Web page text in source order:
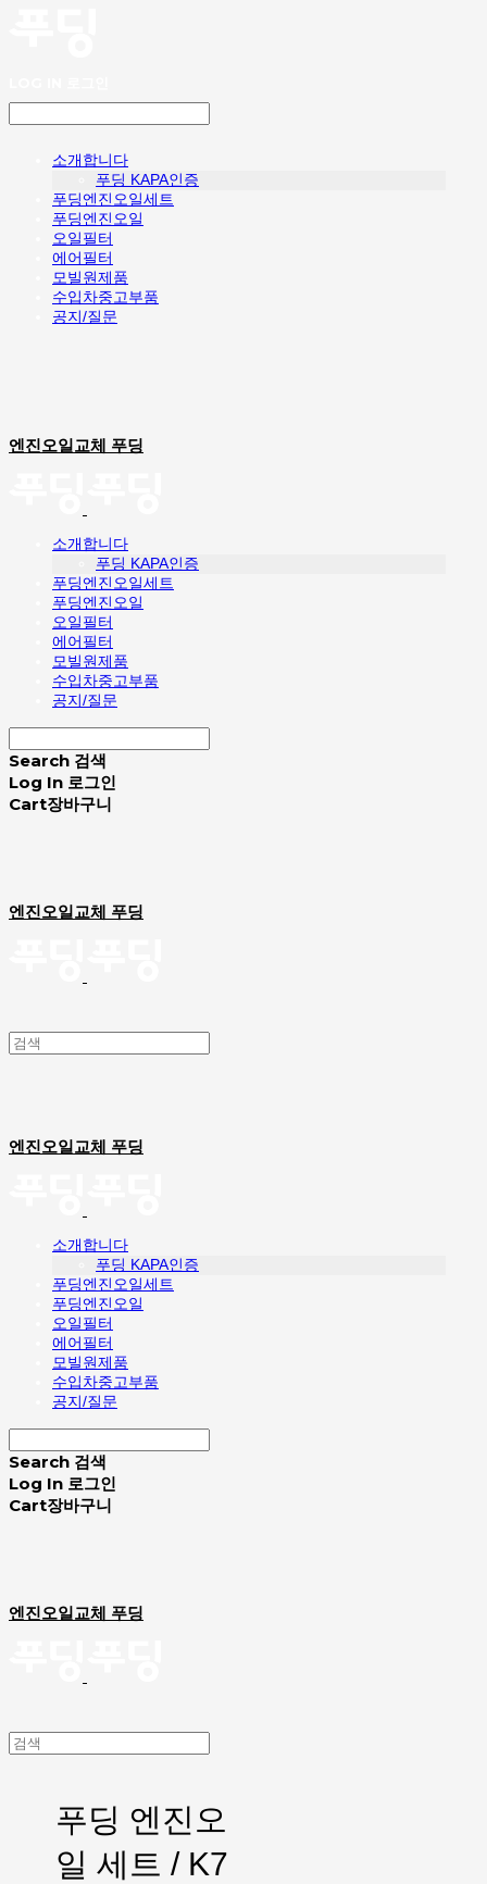
소개합니다
푸딩 KAPA인증
푸딩엔진오일세트
푸딩엔진오일
오일필터
에어필터
모빌원제품
수입차중고부품
공지/질문
엔진오일교체 푸딩
소개합니다
푸딩 KAPA인증
푸딩엔진오일세트
푸딩엔진오일
오일필터
에어필터
모빌원제품
수입차중고부품
공지/질문
Search 검색
Log In 로그인
Cart장바구니
엔진오일교체 푸딩
엔진오일교체 푸딩
소개합니다
푸딩 KAPA인증
푸딩엔진오일세트
푸딩엔진오일
오일필터
에어필터
모빌원제품
수입차중고부품
공지/질문
Search 검색
Log In 로그인
Cart장바구니
엔진오일교체 푸딩
푸딩 엔진오
일 세트 / K7